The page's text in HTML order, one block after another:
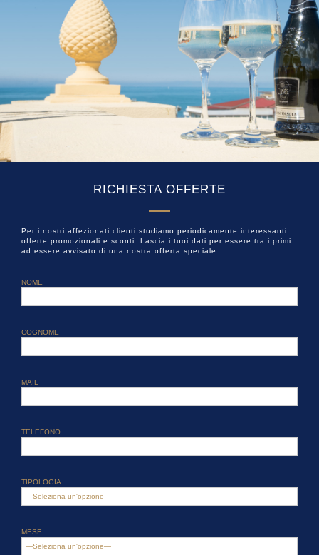
RICHIESTA OFFERTE
Per i nostri affezionati clienti studiamo periodicamente interessanti
offerte promozionali e sconti. Lascia i tuoi dati per essere tra i primi
ad essere avvisato di una nostra offerta speciale.
NOME
COGNOME
MAIL
TELEFONO
TIPOLOGIA
MESE